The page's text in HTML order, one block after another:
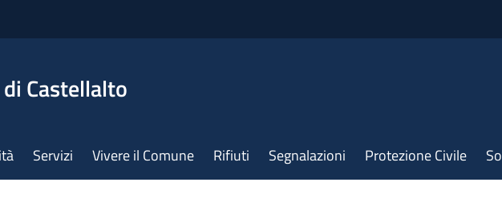
Castellalto
Servizi Vivere il Comune Rifiuti Segnalazioni Protezione Civile